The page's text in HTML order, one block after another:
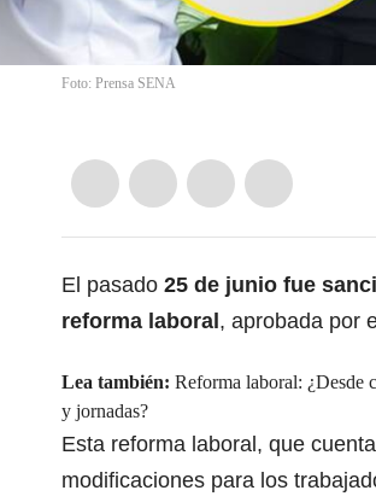
Foto: Prensa SENA
El pasado 25 de junio fue
reforma laboral , aprobada por
Lea también: Reforma laboral: ¿Desde
y jornadas?
Esta reforma laboral, que
modificaciones para los